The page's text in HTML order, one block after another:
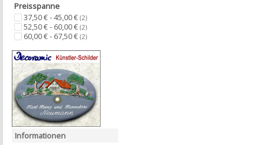
Preisspanne
37,50 € - 45,00 € (2)
52,50 € - 60,00 € (2)
60,00 € - 67,50 € (2)
Informationen